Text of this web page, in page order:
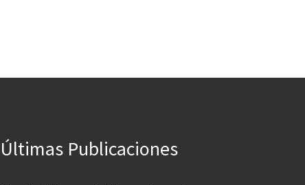
Últimas Publicaciones